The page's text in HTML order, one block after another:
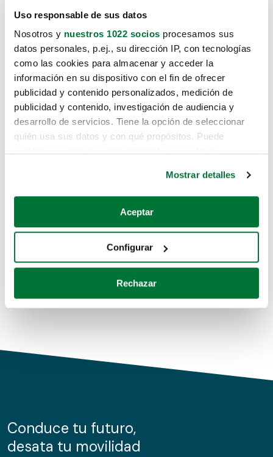
Uso responsable de sus datos
Nosotros y nuestros 1022 socios procesamos sus
datos personales, p.ej., su dirección IP, con tecnologías
como las cookies para almacenar y acceder la
información en su dispositivo con el fin de ofrecer
publicidad y contenido personalizados, medición de
publicidad y contenido, investigación de audiencia y
desarrollo de servicios. Tiene la opción de seleccionar
quién usa sus datos y con qué propósitos. Puede
Si lo permite, también quisiéramos:
Recopilar información sobre su ubicación geográfica
Identificar su dispositivo analizándolo activamente
para buscar características específicas (huellas
Obtenga más información sobre cómo se procesan sus
de cookies.
información sobre el uso que haga del sitio web con
nuestros partners de redes sociales, publicidad y análisis
Mostrar detalles
Aceptar
Configurar
Rechazar
Lo sentimos, no sabemos como
te hemos traido hasta aquí.
Pero puedes encontrar el coche que estás
buscando en alguno de estos enlaces:
Coches de segunda mano
Coches de km0
Conduce tu futuro,
desata tu movilidad